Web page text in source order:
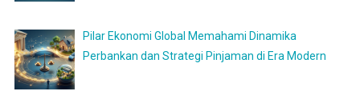
Pilar Ekonomi Global Memahami Dinamika
Perbankan dan Strategi Pinjaman di Era Modern